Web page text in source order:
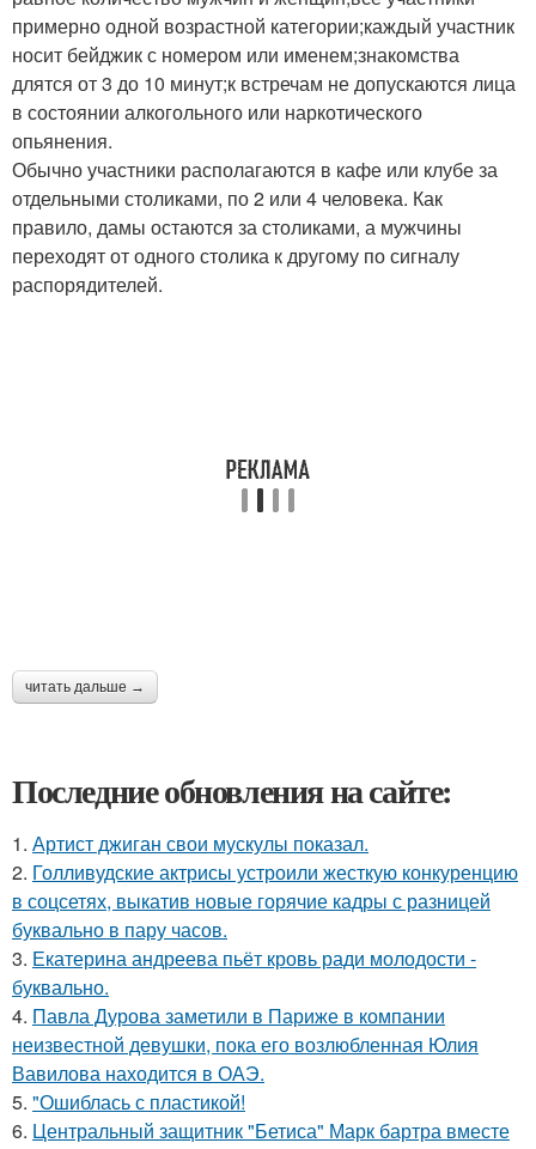
примерно одной возрастной категории;каждый участник
носит бейджик с номером или именем;знакомства
длятся от 3 до 10 минут;к встречам не допускаются лица
в состоянии алкогольного или наркотического
опьянения.
Обычно участники располагаются в кафе или клубе за
отдельными столиками, по 2 или 4 человека. Как
правило, дамы остаются за столиками, а мужчины
переходят от одного столика к другому по сигналу
распорядителей.
читать дальше →
Последние обновления на сайте:
1. Артист джиган свои мускулы показал.
2. Голливудские актрисы устроили жесткую конкуренцию
в соцсетях, выкатив новые горячие кадры с разницей
буквально в пару часов.
3. Екатерина андреева пьёт кровь ради молодости -
буквально.
4. Павла Дурова заметили в Париже в компании
неизвестной девушки, пока его возлюбленная Юлия
Вавилова находится в ОАЭ.
5. "Ошиблась с пластикой!
6. Центральный защитник "Бетиса" Марк бартра вместе